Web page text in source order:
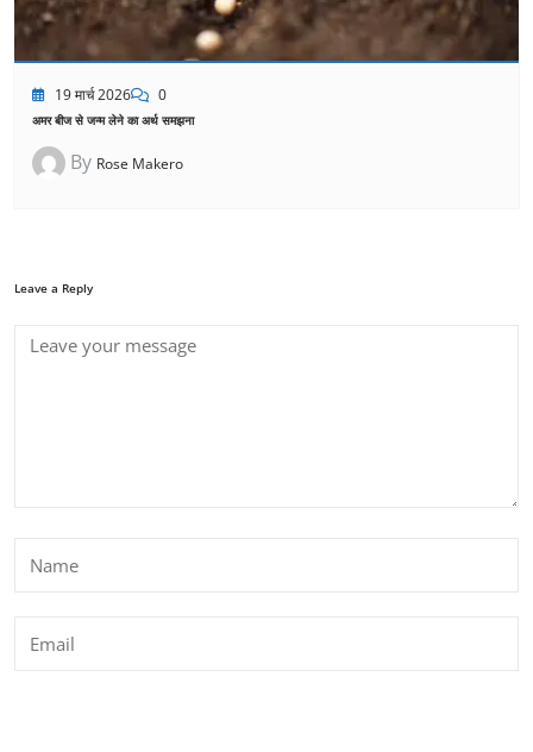
19 मार्च 2026 0
अमर बीज से जन्म लेने का अर्थ समझना
By Rose Makero
Leave a Reply